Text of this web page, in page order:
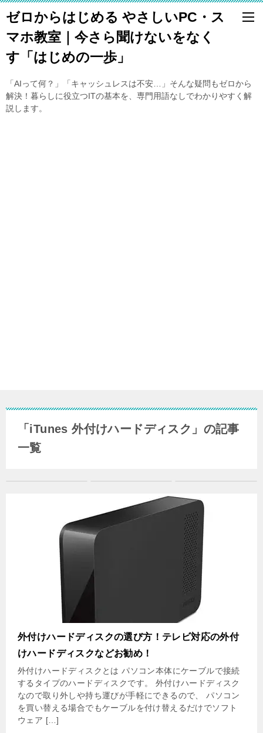
ゼロからはじめる やさしいPC・ス
マホ教室｜今さら聞けないをなく
す「はじめの一歩」
「AIって何？」「キャッシュレスは不安…」そんな疑問もゼロから
解決！暮らしに役立つITの基本を、専門用語なしでわかりやすく解
説します。
「iTunes 外付けハードディスク」の記事
一覧
外付けハードディスクの選び方！テレビ対応の外付
けハードディスクなどお勧め！
外付けハードディスクとは パソコン本体にケーブルで接続
するタイプのハードディスクです。 外付けハードディスク
なので取り外しや持ち運びが手軽にできるので、 パソコン
を買い替える場合でもケーブルを付け替えるだけでソフト
ウェア […]